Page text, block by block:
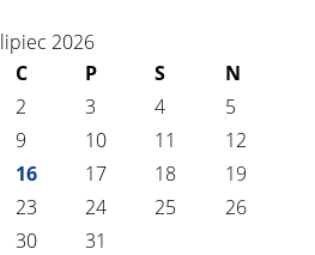
lipiec 2026
C P S
N
2 3 4
5
9 10 11
12
16 17 18
19
23 24 25
26
30 31